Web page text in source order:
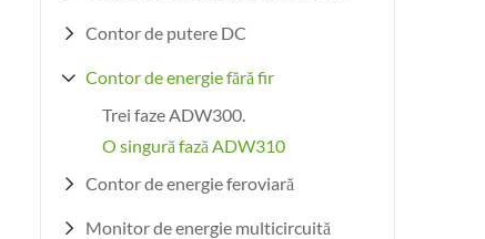
 Contor de putere DC
 Contor de energie fără fir
Trei faze ADW300.
O singură fază ADW310
 Contor de energie feroviară
 Monitor de energie multicircuită